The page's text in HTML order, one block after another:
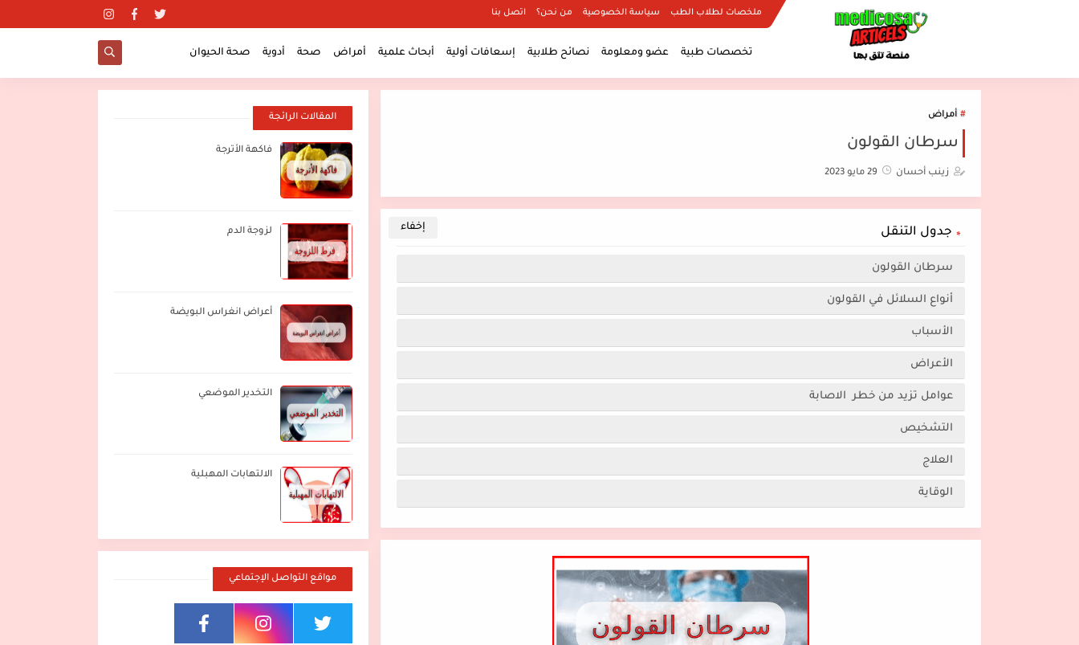
ملخصات لطلاب الطب سياسة الخصوصية من نحن؟ اتصل بنا
تخصصات طبية عضو ومعلومة نصائح طلابية إسعافات أولية أبحاث علمية أمراض صحة أدوية صحة الحيوان
أمراض
سرطان القولون
زينب أحسان 29 مايو 2023
جدول التنقل
سرطان القولون
أنواع السلائل في القولون
الأسباب
الأعراض
عوامل تزيد من خطر الاصابة
التشخيص
العلاج
الوقاية
المقالات الرائجة
فاكهة الأترجة
لزوجة الدم
أعراض انغراس البويضة
التخدير الموضعي
الالتهابات المهبلية
مواقع التواصل الإجتماعي